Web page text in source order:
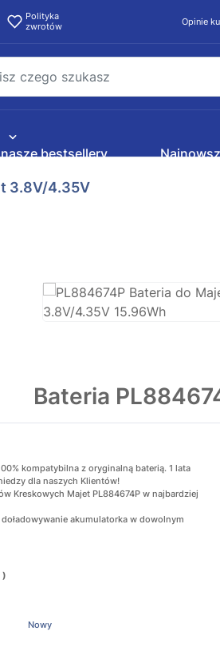
Polityka
zwrotów
Opinie
bestsellery
3.8V/4.35V
Bateria
kompatybilna z oryginalną baterią. 1 lata
dla naszych Klientów!
Kreskowych Majet PL884674P w najbardziej
akumulatorka w dowolnym
)
Nowy